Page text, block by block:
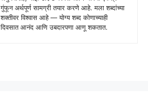
गुंफून अर्थपूर्ण सामग्री तयार करणे आहे. मला शब्दांच्या
शक्तीवर विश्वास आहे — योग्य शब्द कोणाच्याही
दिवसात आनंद आणि उबदारपणा आणू शकतात.